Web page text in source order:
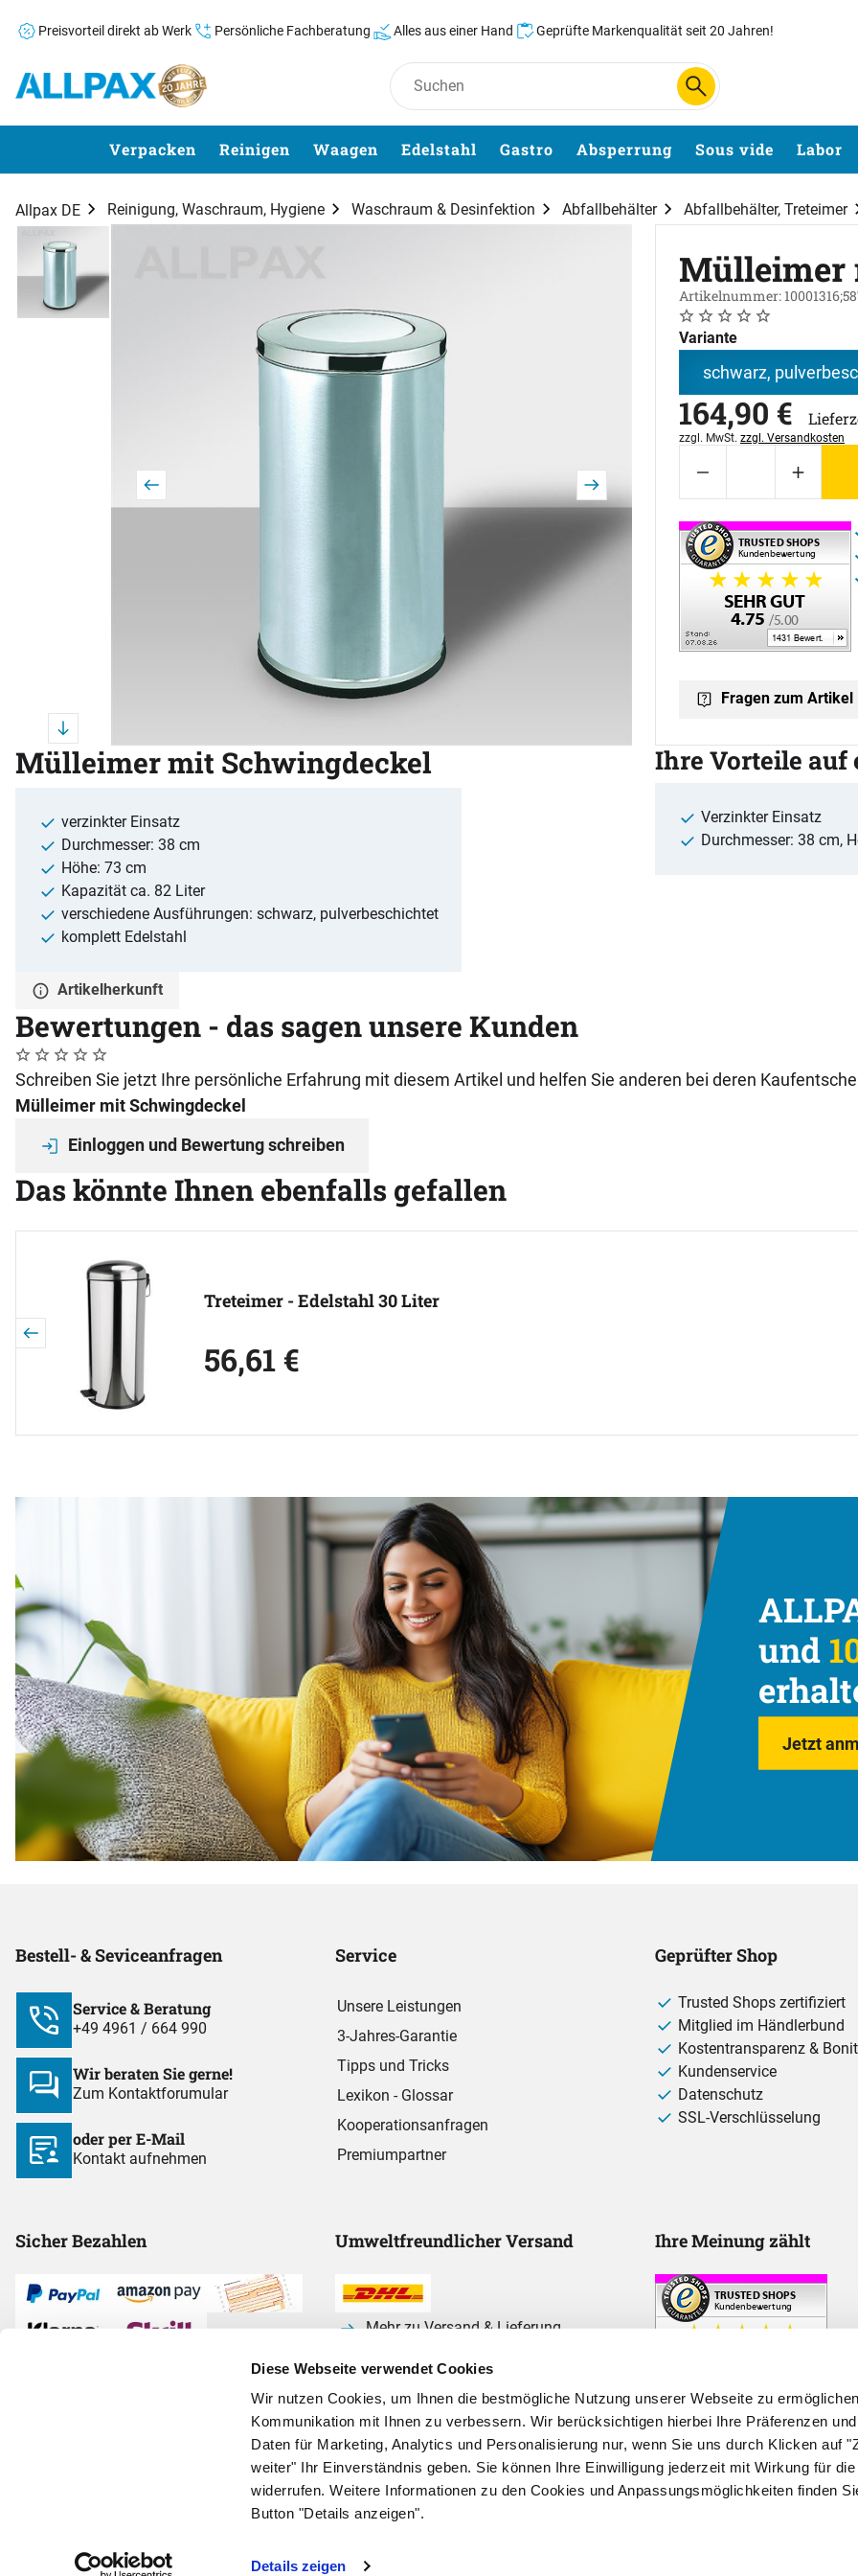
Diese Webseite verwendet Cookies
Wir nutzen Cookies, um Ihnen die bestmögliche Nutzung unserer Webseite zu
Kommunikation mit Ihnen zu verbessern. Wir berücksichtigen hierbei Ihre Präferenzen
Daten für Marketing, Analytics und Personalisierung nur, wenn Sie uns durch Klicken auf
weiter" Ihr Einverständnis geben. Sie können Ihre Einwilligung jederzeit mit Wirkung für
widerrufen. Weitere Informationen zu den Cookies und Anpassungsmöglichkeiten finden
Button "Details anzeigen".
Details zeigen
Preisvorteil direkt ab Werk Persönliche Fachberatung Alles aus einer Hand Geprüfte Markenqualität seit 20 Jahren!
Zum Hauptinhalt springen
Verpacken Reinigen Waagen Edelstahl Gastro Absperrung Sous vide Labor
Allpax DE Reinigung, Waschraum, Hygiene Waschraum & Desinfektion Abfallbehälter Abfallbehälter, Treteimer
Produktgalerie
Zur Kaufbox springen Mülleimer
Artikelnummer:
Noch keine Bewertungen
0 Bewertungen
Variante
schwarz,
164,90 €
Steuerhinweis:
zzgl. MwSt. zzgl. Versandkosten
Fragen zum Artikel
Mülleimer mit Schwingdeckel
verzinkter Einsatz
Durchmesser: 38 cm
Höhe: 73 cm
Kapazität ca. 82 Liter
verschiedene Ausführungen: schwarz, pulverbeschichtet
komplett Edelstahl
Artikelherkunft
Ihre Vorteile auf
Verzinkter Einsatz
Durchmesser: 38 cm,
Bewertungen - das sagen unsere Kunden
Noch keine Bewertungen abgegeben
0 Bewertungen
Schreiben Sie jetzt Ihre persönliche Erfahrung mit diesem Artikel und helfen Sie anderen bei deren
Mülleimer mit Schwingdeckel
Einloggen und Bewertung schreiben
Das könnte Ihnen ebenfalls gefallen
Treteimer - Edelstahl 30 Liter
56,61 €
und
Jetzt
Bestell- & Seviceanfragen
Service & Beratung
+49 4961 / 664 990
Wir beraten Sie gerne!
Zum Kontaktforumular
oder per E-Mail
Kontakt aufnehmen
Service
Unsere Leistungen
3-Jahres-Garantie
Tipps und Tricks
Lexikon - Glossar
Kooperationsanfragen
Premiumpartner
Geprüfter Shop
Trusted Shops zertifiziert
Mitglied im Händlerbund
Kostentransparenz &
Kundenservice
Datenschutz
SSL-Verschlüsselung
Sicher Bezahlen Umweltfreundlicher Versand
Mehr zu Versand & Lieferung
Ihre Meinung zählt